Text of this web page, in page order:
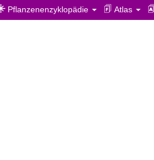
Pflanzenenzyklopädie Atlas